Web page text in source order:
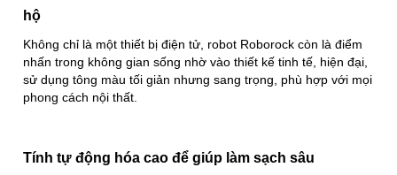
hộ
Không chỉ là một thiết bị điện tử, robot Roborock còn là điểm
nhấn trong không gian sống nhờ vào thiết kế tinh tế, hiện đại,
sử dụng tông màu tối giản nhưng sang trọng, phù hợp với mọi
phong cách nội thất.
Tính tự động hóa cao để giúp làm sạch sâu